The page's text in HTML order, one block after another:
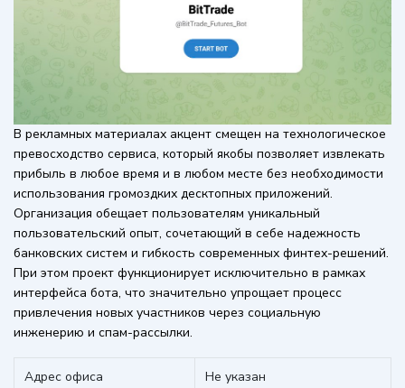
В рекламных материалах акцент смещен на технологическое
превосходство сервиса, который якобы позволяет извлекать
прибыль в любое время и в любом месте без необходимости
использования громоздких десктопных приложений.
Организация обещает пользователям уникальный
пользовательский опыт, сочетающий в себе надежность
банковских систем и гибкость современных финтех-решений.
При этом проект функционирует исключительно в рамках
интерфейса бота, что значительно упрощает процесс
привлечения новых участников через социальную
инженерию и спам-рассылки.
Адрес офиса Не указан